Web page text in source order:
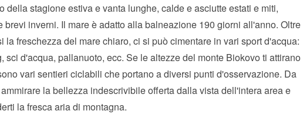
della stagione estiva e vanta lunghe, calde e asciutte estati e miti,
brevi inverni. Il mare è adatto alla balneazione 190 giorni all'anno. Oltre
la freschezza del mare chiaro, ci si può cimentare in vari sport d'acqua:
sci d'acqua, pallanuoto, ecc. Se le altezze del monte Biokovo ti attirano
vari sentieri ciclabili che portano a diversi punti d'osservazione. Da
la bellezza indescrivibile offerta dalla vista dell'intera area e
la fresca aria di montagna.